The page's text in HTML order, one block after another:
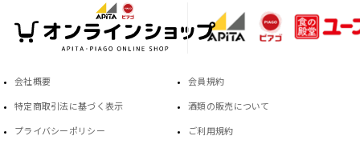
会社概要 会員規約
特定商取引法に基づく表示 酒類の販売について
プライバシーポリシー ご利用規約